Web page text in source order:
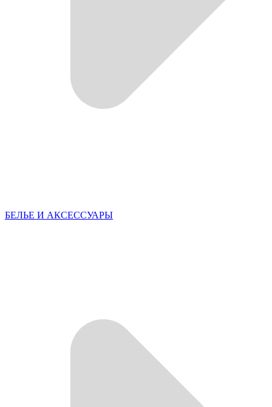
БЕЛЬЕ И АКСЕССУАРЫ